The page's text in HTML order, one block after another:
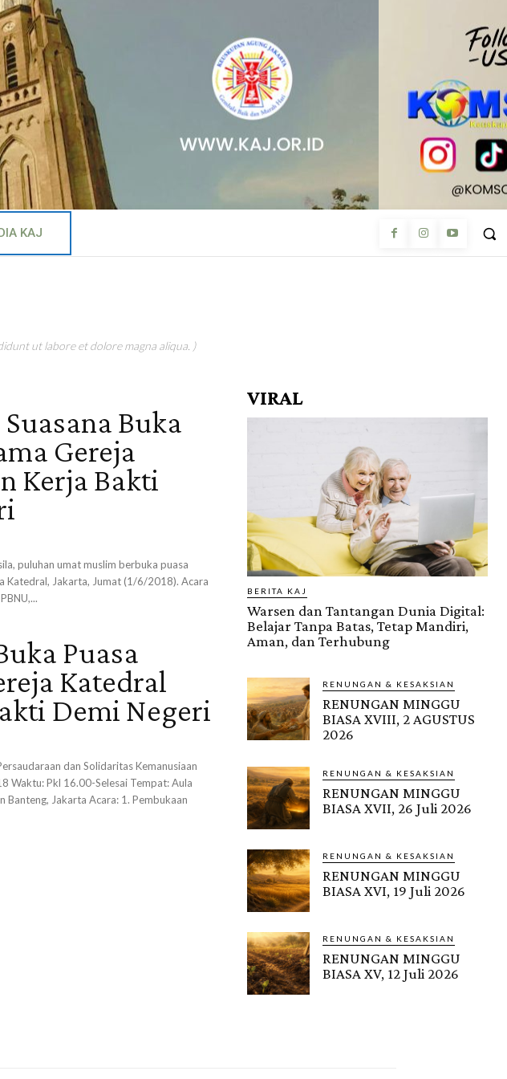
KAJ
ut labore et dolore magna aliqua. )
Buka
Gereja
Kerja Bakti
puluhan umat muslim berbuka puasa
Katedral, Jakarta, Jumat (1/6/2018). Acara
Puasa
Katedral
Demi Negeri
dan Solidaritas Kemanusiaan
Waktu: Pkl 16.00-Selesai Tempat: Aula
Banteng, Jakarta Acara: 1. Pembukaan
VIRAL
BERITA KAJ
Warsen dan Tantangan Dunia Digital:
Belajar Tanpa Batas, Tetap Mandiri,
Aman, dan Terhubung
RENUNGAN & KESAKSIAN
RENUNGAN MINGGU
BIASA XVIII, 2 AGUSTUS
2026
RENUNGAN & KESAKSIAN
RENUNGAN MINGGU
BIASA XVII, 26 Juli 2026
RENUNGAN & KESAKSIAN
RENUNGAN MINGGU
BIASA XVI, 19 Juli 2026
RENUNGAN & KESAKSIAN
RENUNGAN MINGGU
BIASA XV, 12 Juli 2026